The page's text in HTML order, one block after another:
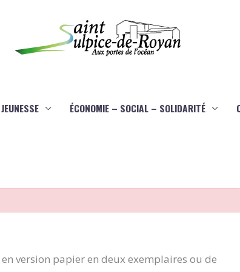
ÉCONOMIE – SOCIAL – SOLIDARITÉ
version papier en deux exemplaires ou de